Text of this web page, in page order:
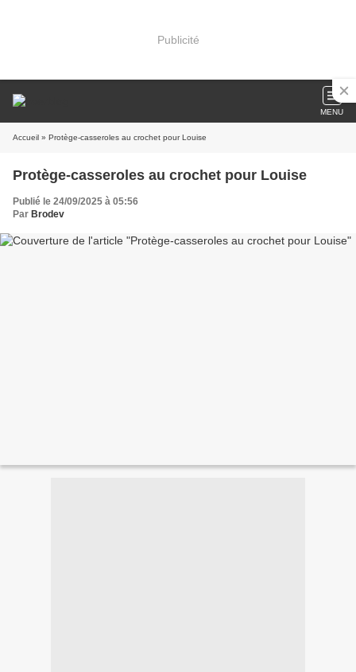
Publicité
MENU
Accueil » Protège-casseroles au crochet pour Louise
Protège-casseroles au crochet pour Louise
Publié le 24/09/2025 à 05:56
Par Brodev